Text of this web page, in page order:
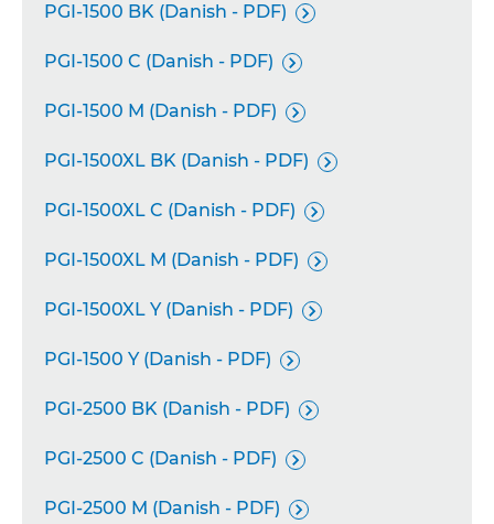
PGI-1500 BK (Danish - PDF) 
PGI-1500 C (Danish - PDF) 
PGI-1500 M (Danish - PDF) 
PGI-1500XL BK (Danish - PDF) 
PGI-1500XL C (Danish - PDF) 
PGI-1500XL M (Danish - PDF) 
PGI-1500XL Y (Danish - PDF) 
PGI-1500 Y (Danish - PDF) 
PGI-2500 BK (Danish - PDF) 
PGI-2500 C (Danish - PDF) 
PGI-2500 M (Danish - PDF) 